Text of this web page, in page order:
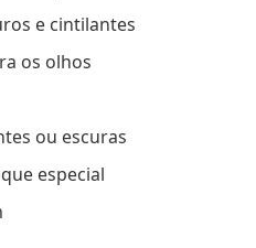
e cintilantes
os olhos
ou escuras
especial